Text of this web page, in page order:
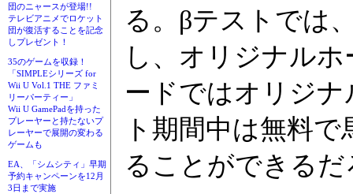
団のニャースが登場!!
テレビアニメでロケット
団が復活することを記念
しプレゼント！
35のゲームを収録！
「SIMPLEシリーズ for
Wii U Vol.1 THE ファミ
リーパーティー」
Wii U GamePadを持った
プレーヤーと持たないプ
レーヤーで展開の変わる
ゲームも
EA、「シムシティ」早期
予約キャンペーンを12月
3日まで実施
る。βテストでは
し、オリジナル
ードではオリジ
ト期間中は無料
ることができるだ